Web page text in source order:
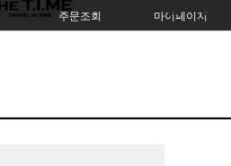
주문조회 마이페이지